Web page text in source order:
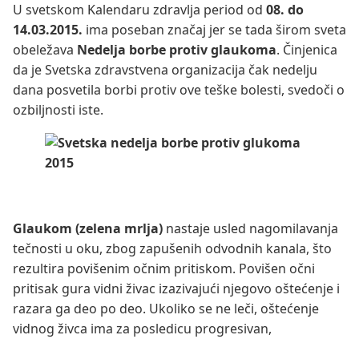
U svetskom Kalendaru zdravlja period od 08. do
14.03.2015. ima poseban značaj jer se tada širom sveta
obeležava Nedelja borbe protiv glaukoma. Činjenica
da je Svetska zdravstvena organizacija čak nedelju
dana posvetila borbi protiv ove teške bolesti, svedoči o
ozbiljnosti iste.
Glaukom (zelena mrlja) nastaje usled nagomilavanja
tečnosti u oku, zbog zapušenih odvodnih kanala, što
rezultira povišenim očnim pritiskom. Povišen očni
pritisak gura vidni živac izazivajući njegovo oštećenje i
razara ga deo po deo. Ukoliko se ne leči, oštećenje
vidnog živca ima za posledicu progresivan,